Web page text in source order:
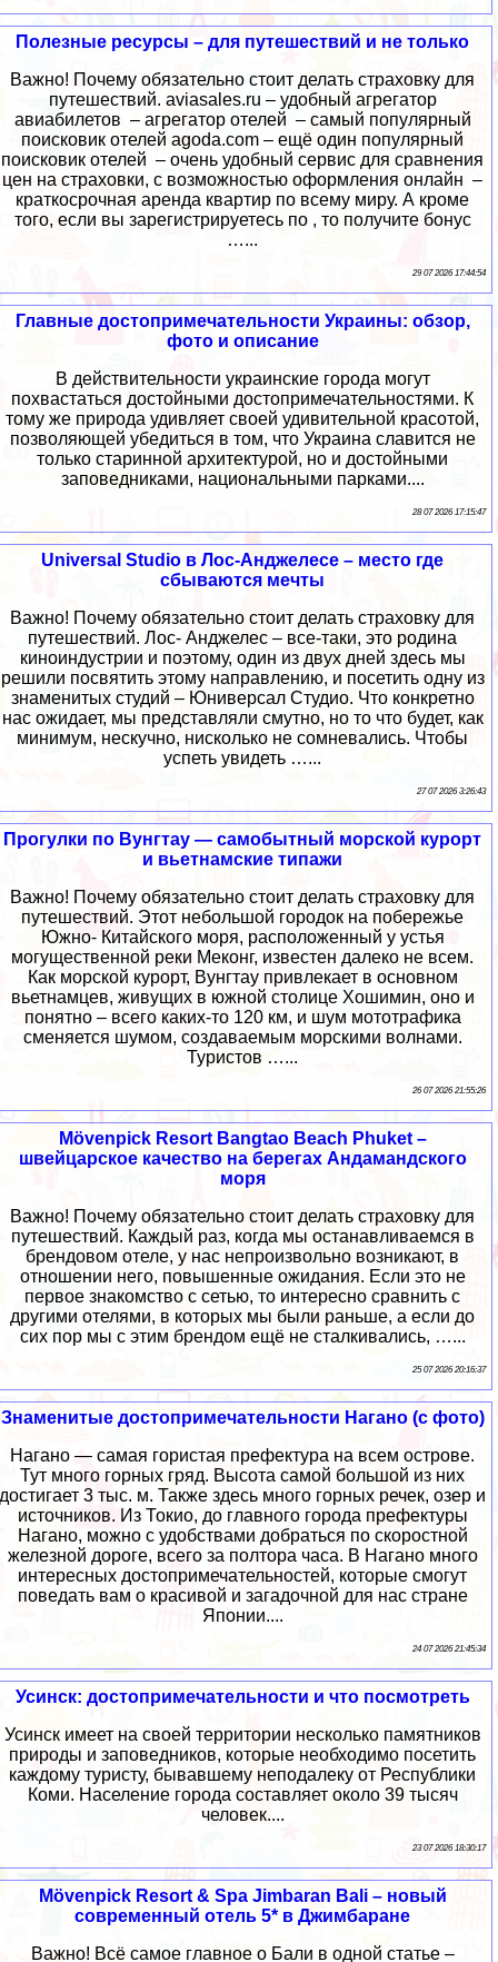
Полезные ресурсы – для путешествий и не только
Важно! Почему обязательно стоит делать страховку для
путешествий. aviasales.ru – удобный агрегатор
авиабилетов – агрегатор отелей – самый популярный
поисковик отелей agoda.com – ещё один популярный
поисковик отелей – очень удобный сервис для сравнения
цен на страховки, с возможностью оформления онлайн –
краткосрочная аренда квартир по всему миру. А кроме
того, если вы зарегистрируетесь по , то получите бонус
…...
29 07 2026 17:44:54
Главные достопримечательности Украины: обзор,
фото и описание
В действительности украинские города могут
похвастаться достойными достопримечательностями. К
тому же природа удивляет своей удивительной красотой,
позволяющей убедиться в том, что Украина славится не
только старинной архитектурой, но и достойными
заповедниками, национальными парками....
28 07 2026 17:15:47
Universal Studio в Лос-Анджелесе – место где
сбываются мечты
Важно! Почему обязательно стоит делать страховку для
путешествий. Лос- Анджелес – все-таки, это родина
киноиндустрии и поэтому, один из двух дней здесь мы
решили посвятить этому направлению, и посетить одну из
знаменитых студий – Юниверсал Студио. Что конкретно
нас ожидает, мы представляли смутно, но то что будет, как
минимум, нескучно, нисколько не сомневались. Чтобы
успеть увидеть …...
27 07 2026 3:26:43
Прогулки по Вунгтау — самобытный морской курорт
и вьетнамские типажи
Важно! Почему обязательно стоит делать страховку для
путешествий. Этот небольшой городок на побережье
Южно- Китайского моря, расположенный у устья
могущественной реки Меконг, известен далеко не всем.
Как морской курорт, Вунгтау привлекает в основном
вьетнамцев, живущих в южной столице Хошимин, оно и
понятно – всего каких-то 120 км, и шум мототрафика
сменяется шумом, создаваемым морскими волнами.
Туристов …...
26 07 2026 21:55:26
Mövenpick Resort Bangtao Beach Phuket –
швейцарское качество на берегах Андамандского
моря
Важно! Почему обязательно стоит делать страховку для
путешествий. Каждый раз, когда мы останавливаемся в
брендовом отеле, у нас непроизвольно возникают, в
отношении него, повышенные ожидания. Если это не
первое знакомство с сетью, то интересно сравнить с
другими отелями, в которых мы были раньше, а если до
сих пор мы с этим брендом ещё не сталкивались, …...
25 07 2026 20:16:37
Знаменитые достопримечательности Нагано (с фото)
Нагано — самая гористая префектура на всем острове.
Тут много горных гряд. Высота самой большой из них
достигает 3 тыс. м. Также здесь много горных речек, озер и
источников. Из Токио, до главного города префектуры
Нагано, можно с удобствами добраться по скоростной
железной дороге, всего за полтора часа. В Нагано много
интересных достопримечательностей, которые смогут
поведать вам о красивой и загадочной для нас стране
Японии....
24 07 2026 21:45:34
Усинск: достопримечательности и что посмотреть
Усинск имеет на своей территории несколько памятников
природы и заповедников, которые необходимо посетить
каждому туристу, бывавшему неподалеку от Республики
Коми. Население города составляет около 39 тысяч
человек....
23 07 2026 18:30:17
Mövenpick Resort & Spa Jimbaran Bali – новый
современный отель 5* в Джимбаране
Важно! Всё самое главное о Бали в одной статье –